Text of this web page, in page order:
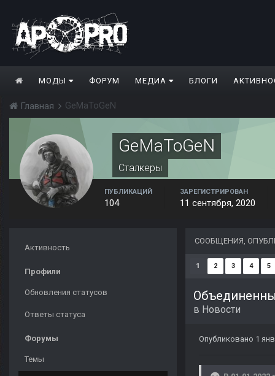
МОДЫ ФОРУМ МЕДИА БЛОГИ
Главная GeMaToGeN
GeMaToGeN
Сталкеры
ПУБЛИКАЦИЙ
104
ЗАРЕГИСТРИРОВАН
11 сентября, 2020
Активность
Профили
Обновления статусов
Ответы статуса
Форумы
Темы
СООБЩЕНИЯ,
1 2 3 4 5
в Новости
Опубликовано 1